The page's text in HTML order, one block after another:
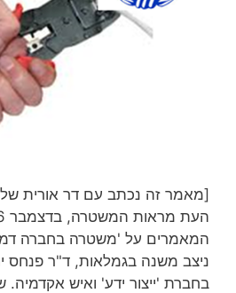
[מאמר זה נכתב עם דר אורית שלו.
המאמרים על 'משטרה בחברה
ניצב משנה בגמלאות, ד"ר פנחס
בחברת 'ייצור ידע' ואיש אקדמיה.